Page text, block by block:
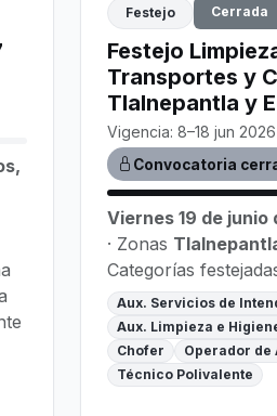
Festejo Cerrada
Festejo
Transportes y
Tlalnepantla y
Vigencia: 8–18 jun 2026
Convocatoria
Viernes 19 de junio
· Zonas
Categorías
Aux. Servicios de
Aux. Limpieza e
Chofer
Operador de
Técnico Polivalente